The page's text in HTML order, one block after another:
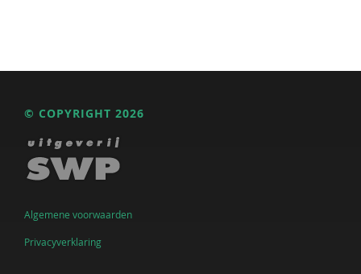
© COPYRIGHT 2026
Algemene voorwaarden
Privacyverklaring